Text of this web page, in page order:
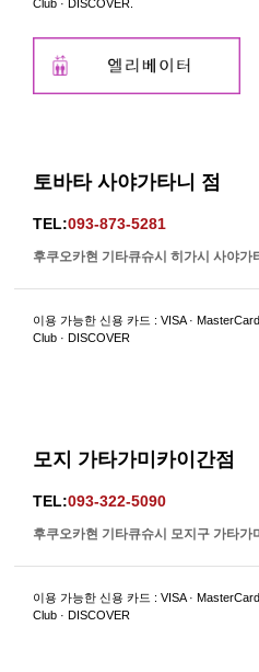
Club · DISCOVER.
토바타 사야가타니 점
TEL:093-873-5281
후쿠오카현 기타큐슈시 히가시 사야가
이용 가능한 신용 카드 : VISA ·
Club · DISCOVER
모지 가타가미카이간점
TEL:093-322-5090
후쿠오카현 기타큐슈시 모지구 가타가
이용 가능한 신용 카드 : VISA ·
Club · DISCOVER